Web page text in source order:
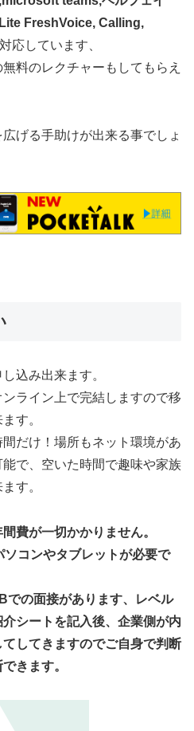
FreshVoice, Calling,
応しています、
料のレクチャーもしてもらえ
げる手助けが出来る事でしょ
込み出来ます。
ライン上で完結しますので移
す。
だけ！場所もネット環境があ
で、空いた時間で趣味や家族
す。
費が一切かかりません。
ソコンやタブレットが必要で
での面接があります、レベル
シートを記入後、企業側が内
してきますのでご自身で判断
きます。